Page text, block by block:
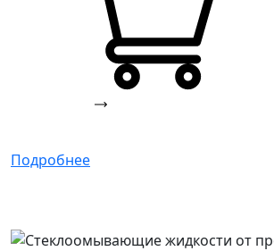
Подробнее